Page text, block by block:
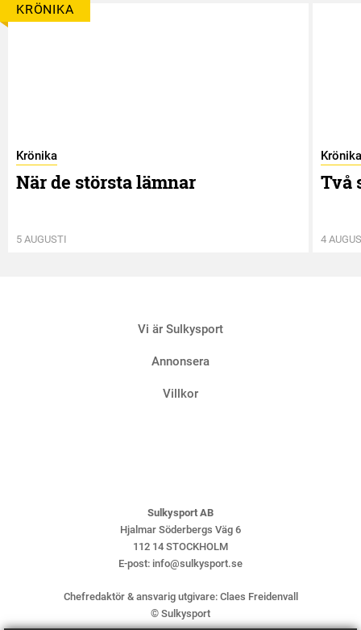
KRÖNIKA
Krönika
När de största lämnar
5 AUGUSTI
Krönika
Två
4
Vi är Sulkysport
Annonsera
Villkor
Sulkysport AB
Hjalmar Söderbergs Väg 6
112 14 STOCKHOLM
E-post: info@sulkysport.se
Chefredaktör & ansvarig utgivare: Claes Freidenvall
© Sulkysport